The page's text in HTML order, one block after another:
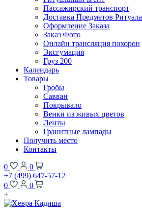
Пассажирский транспорт
Доставка Предметов Ритуала
Оформление Заказа
Заказ Фото
Онлайн трансляция похорон
Эксгумация
Груз 200
Календарь
Товары
Гробы
Савван
Покрывало
Венки из живых цветов
Ленты
Гранитные лампады
Получить место
Контакты
0
0
+7 (499) 647-57-12
0
0
+